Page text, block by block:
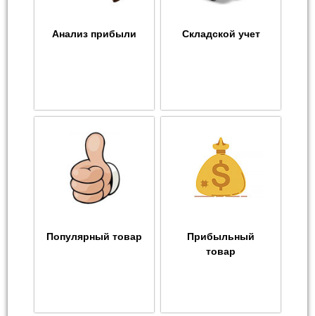
Анализ прибыли Складской учет
Популярный товар
Прибыльный
товар